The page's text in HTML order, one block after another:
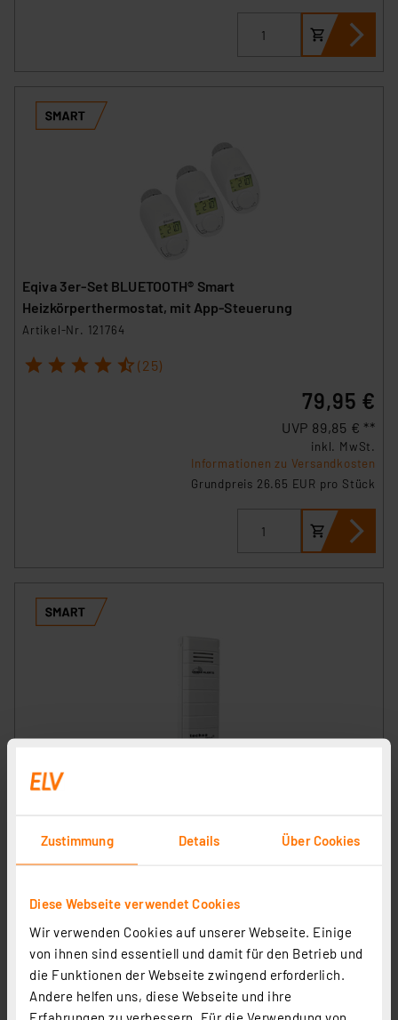
Zustimmung Details Über Cookies
Diese Webseite verwendet Cookies
Wir verwenden Cookies auf unserer Webseite. Einige
von ihnen sind essentiell und damit für den Betrieb und
die Funktionen der Webseite zwingend erforderlich.
Andere helfen uns, diese Webseite und ihre
Erfahrungen zu verbessern. Für die Verwendung von
Eqiva 3er-Set BLUETOOTH® Smart
Heizkörperthermostat, mit App-Steuerung
Artikel-Nr. 121764
1 2 3 4 5 (25)
79,95 €
UVP 89,85 € **
inkl. MwSt.
Informationen zu Versandkosten
Grundpreis 26.65 EUR pro Stück
Mobile Alerts Temperatursensor MA10100
2 3 4